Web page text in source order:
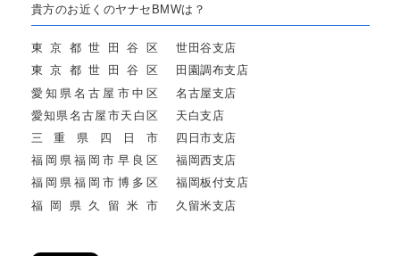
貴方のお近くのヤナセBMWは？
東京都世田谷区
世田谷支店
東京都世田谷区
田園調布支店
愛知県名古屋市中区
名古屋支店
愛知県名古屋市天白区
天白支店
三重県四日市
四日市支店
福岡県福岡市早良区
福岡西支店
福岡県福岡市博多区
福岡板付支店
福岡県久留米市
久留米支店